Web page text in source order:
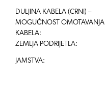
DULJINA KABELA (CRNI) –
MOGUĆNOST OMOTAVANJA
KABELA:
ZEMLJA PODRIJETLA:
JAMSTVA: